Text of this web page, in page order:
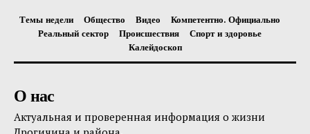
Темы недели Общество Видео
Компетентно. Официально
Реальный сектор
Происшествия
Спорт и здоровье
Калейдоскоп
О нас
Актуальная и проверенная информация о жизни